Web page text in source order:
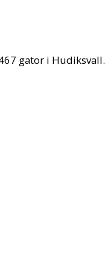
gator i Hudiksvall.